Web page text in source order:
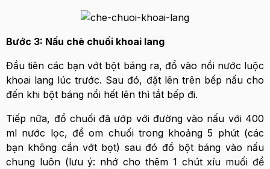
Bước 3: Nấu chè chuối khoai lang
Đầu tiên các bạn vớt bột báng ra, đổ vào nồi nước luộc
khoai lang lúc trước. Sau đó, đặt lên trên bếp nấu cho
đến khi bột báng nổi hết lên thì tắt bếp đi.
Tiếp nữa, đổ chuối đã ướp với đường vào nấu với 400
ml nước lọc, để om chuối trong khoảng 5 phút (các
bạn không cần vớt bọt) sau đó đổ bột báng vào nấu
chung luôn (lưu ý: nhớ cho thêm 1 chút xíu muối để